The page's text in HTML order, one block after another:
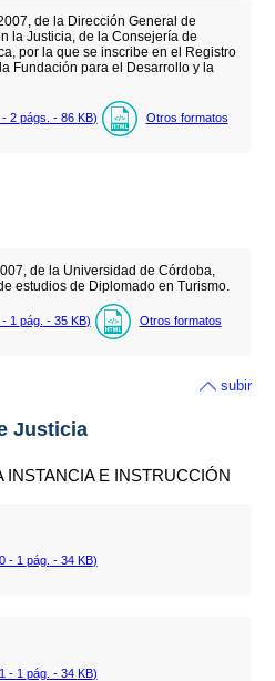
de la Dirección General de
la Justicia, de la Consejería de
por la que se inscribe en el Registro
Fundación para el Desarrollo y la
- 2 págs. - 86 KB) Otros formatos
de la Universidad de Córdoba,
estudios de Diplomado en Turismo.
1 pág. - 35 KB) Otros formatos
subir
Justicia
E INSTRUCCIÓN
- 1 pág. - 34 KB)
- 1 pág. - 34 KB)